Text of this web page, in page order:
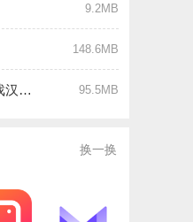
9.2MB
148.6MB
监狱人生rpg游戏汉化版 95.5MB
换一换